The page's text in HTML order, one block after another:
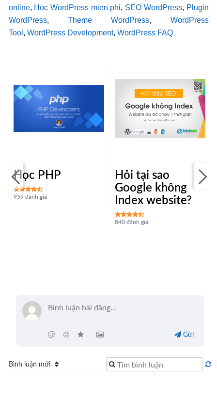
online, Hoc WordPress mien phi, SEO WordPress, Plugin
WordPress, Theme WordPress, WordPress
Tool , WordPress Development, WordPress FAQ
Học PHP
959 đánh giá
Hỏi tại sao
Google không
Index website?
840 đánh giá
Gửi
Bình luận mới